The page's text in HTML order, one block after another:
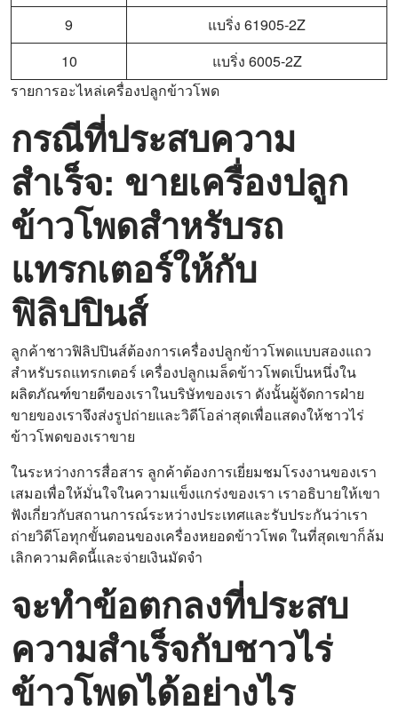
9
แบริ่ง 61905-2Z
10
แบริ่ง 6005-2Z
รายการอะไหล่เครื่องปลูกข้าวโพด
กรณีที่ประสบความ
สำเร็จ: ขายเครื่องปลูก
ข้าวโพดสำหรับรถ
แทรกเตอร์ให้กับ
ฟิลิปปินส์
ลูกค้าชาวฟิลิปปินส์ต้องการเครื่องปลูกข้าวโพดแบบสองแถว
สำหรับรถแทรกเตอร์ เครื่องปลูกเมล็ดข้าวโพดเป็นหนึ่งใน
ผลิตภัณฑ์ขายดีของเราในบริษัทของเรา ดังนั้นผู้จัดการฝ่าย
ขายของเราจึงส่งรูปถ่ายและวิดีโอล่าสุดเพื่อแสดงให้ชาวไร่
ข้าวโพดของเราขาย
ในระหว่างการสื่อสาร ลูกค้าต้องการเยี่ยมชมโรงงานของเรา
เสมอเพื่อให้มั่นใจในความแข็งแกร่งของเรา เราอธิบายให้เขา
ฟังเกี่ยวกับสถานการณ์ระหว่างประเทศและรับประกันว่าเรา
ถ่ายวิดีโอทุกขั้นตอนของเครื่องหยอดข้าวโพด ในที่สุดเขาก็ล้ม
เลิกความคิดนี้และจ่ายเงินมัดจำ
จะทำข้อตกลงที่ประสบ
ความสำเร็จกับชาวไร่
ข้าวโพดได้อย่างไร